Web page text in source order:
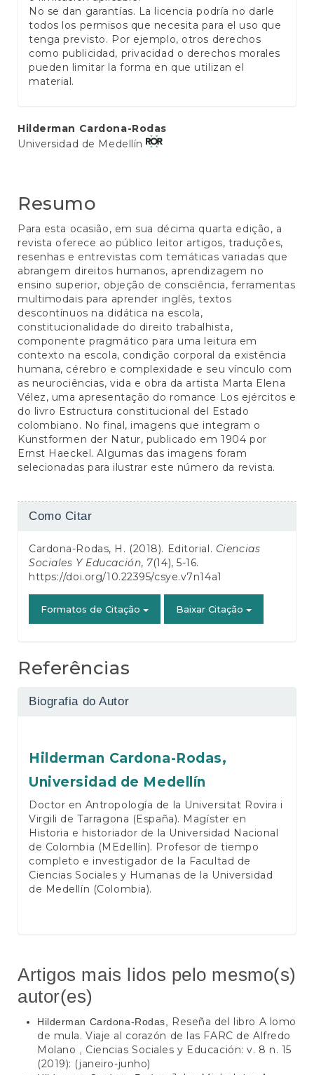
No se dan garantías. La licencia podría no darle
todos los permisos que necesita para el uso que
tenga previsto. Por ejemplo, otros derechos
como publicidad, privacidad o derechos morales
pueden limitar la forma en que utilizan el
material.
Conteúdo
do
principal
Hilderman Cardona-Rodas
Universidad de Medellín
Resumo
Para esta ocasião, em sua décima quarta edição, a
revista oferece ao público leitor artigos, traduções,
resenhas e entrevistas com temáticas variadas que
abrangem direitos humanos, aprendizagem no
ensino superior, objeção de consciência, ferramentas
multimodais para aprender inglês, textos
descontínuos na didática na escola,
constitucionalidade do direito trabalhista,
componente pragmático para uma leitura em
contexto na escola, condição corporal da existência
humana, cérebro e complexidade e seu vínculo com
as neurociências, vida e obra da artista Marta Elena
Vélez, uma apresentação do romance Los ejércitos e
do livro Estructura constitucional del Estado
colombiano. No final, imagens que integram o
Kunstformen der Natur, publicado em 1904 por
Ernst Haeckel. Algumas das imagens foram
selecionadas para ilustrar este número da revista.
Detalhes
artigo
Como Citar
Cardona-Rodas, H. (2018). Editorial. Ciencias
Sociales Y Educación, 7(14), 5-16.
https://doi.org/10.22395/csye.v7n14a1
Formatos de Citação Baixar Citação
Referências
Biografia do Autor
Hilderman Cardona-Rodas,
Universidad de Medellín
Doctor en Antropología de la Universitat Rovira i
Virgili de Tarragona (España). Magíster en
Historia e historiador de la Universidad Nacional
de Colombia (MEdellín). Profesor de tiempo
completo e investigador de la Facultad de
Ciencias Sociales y Humanas de la Universidad
de Medellín (Colombia).
Artigos mais lidos pelo mesmo(s)
autor(es)
Hilderman Cardona-Rodas, Reseña del libro A lomo
de mula. Viaje al corazón de las FARC de Alfredo
Molano , Ciencias Sociales y Educación: v. 8 n. 15
(2019): (janeiro-junho)